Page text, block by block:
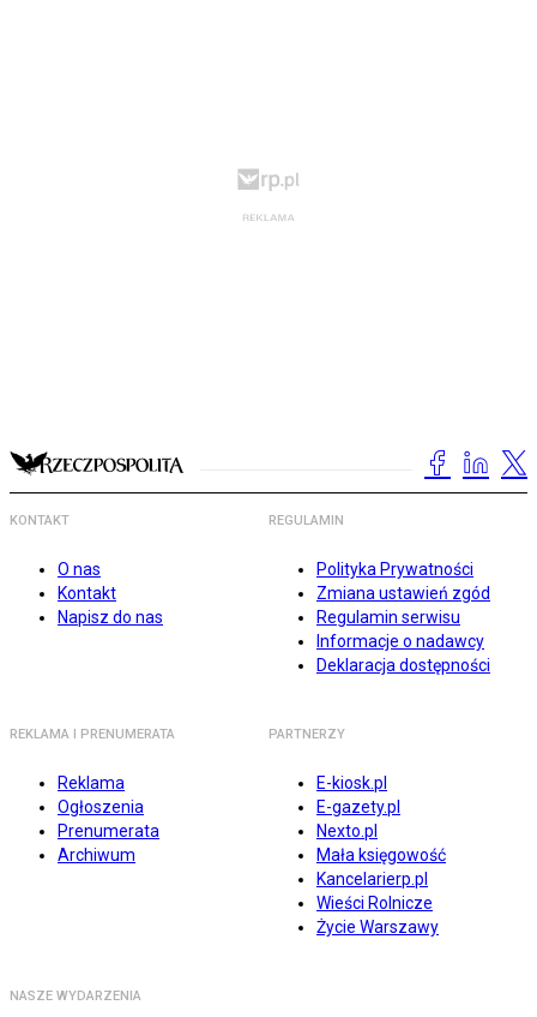
KONTAKT
O nas
Kontakt
Napisz do nas
REGULAMIN
Polityka Prywatności
Zmiana ustawień zgód
Regulamin serwisu
Informacje o nadawcy
Deklaracja dostępności
REKLAMA I PRENUMERATA
Reklama
Ogłoszenia
Prenumerata
Archiwum
PARTNERZY
E-kiosk.pl
E-gazety.pl
Nexto.pl
Mała księgowość
Kancelarierp.pl
Wieści Rolnicze
Życie Warszawy
NASZE WYDARZENIA